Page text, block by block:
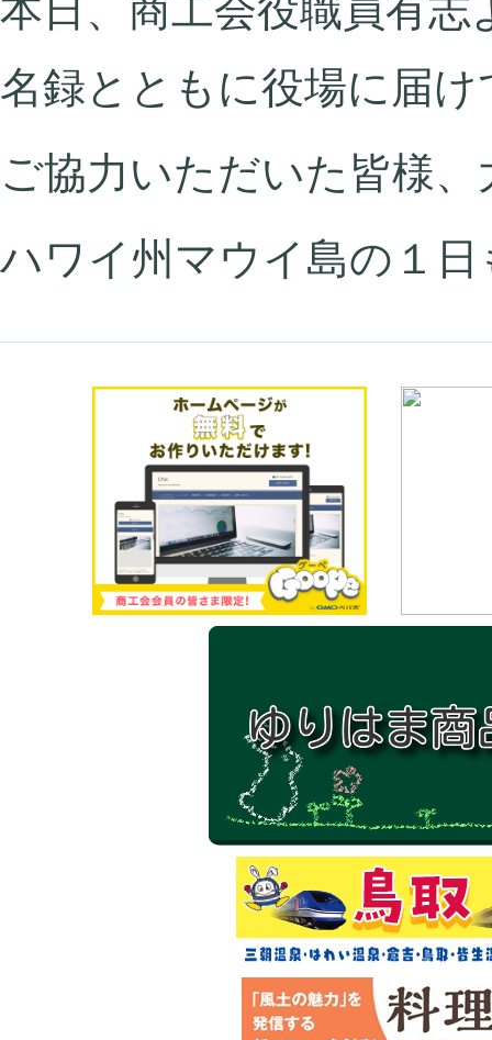
本日、商工会役職員有
名録とともに役場に届
ご協力いただいた皆様
ハワイ州マウイ島の１